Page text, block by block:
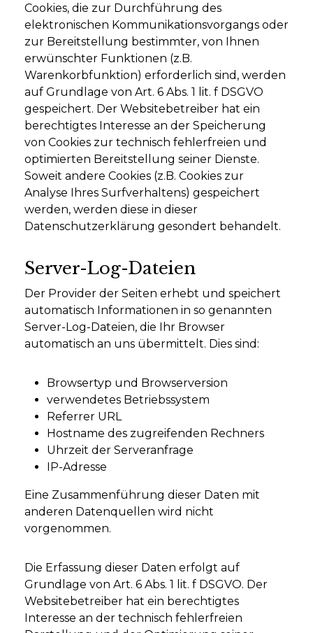
Cookies, die zur Durchführung des
elektronischen Kommunikationsvorgangs oder
zur Bereitstellung bestimmter, von Ihnen
erwünschter Funktionen (z.B.
Warenkorbfunktion) erforderlich sind, werden
auf Grundlage von Art. 6 Abs. 1 lit. f DSGVO
gespeichert. Der Websitebetreiber hat ein
berechtigtes Interesse an der Speicherung
von Cookies zur technisch fehlerfreien und
optimierten Bereitstellung seiner Dienste.
Soweit andere Cookies (z.B. Cookies zur
Analyse Ihres Surfverhaltens) gespeichert
werden, werden diese in dieser
Datenschutzerklärung gesondert behandelt.
Server-Log-Dateien
Der Provider der Seiten erhebt und speichert
automatisch Informationen in so genannten
Server-Log-Dateien, die Ihr Browser
automatisch an uns übermittelt. Dies sind:
Browsertyp und Browserversion
verwendetes Betriebssystem
Referrer URL
Hostname des zugreifenden Rechners
Uhrzeit der Serveranfrage
IP-Adresse
Eine Zusammenführung dieser Daten mit
anderen Datenquellen wird nicht
vorgenommen.
Die Erfassung dieser Daten erfolgt auf
Grundlage von Art. 6 Abs. 1 lit. f DSGVO. Der
Websitebetreiber hat ein berechtigtes
Interesse an der technisch fehlerfreien